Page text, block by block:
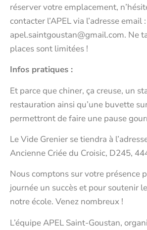
réserver votre emplacement,
contacter l’APEL via l’adresse email :
apel.saintgoustan@gmail.com. Ne
places sont limitées !
Infos pratiques :
Et parce que chiner, ça creuse, un
restauration ainsi qu’une buvette
permettront de faire une pause
Le Vide Grenier se tiendra à
Ancienne Criée du Croisic, D245,
Nous comptons sur votre présence
journée un succès et pour soutenir
notre école. Venez nombreux !
L’équipe APEL Saint-Goustan,